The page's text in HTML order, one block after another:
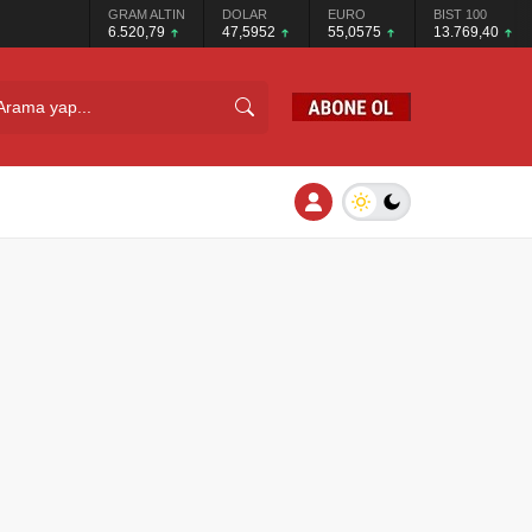
GRAM ALTIN
6.520,79
DOLAR
47,5952
EURO
55,0575
BIST 100
13.769,40